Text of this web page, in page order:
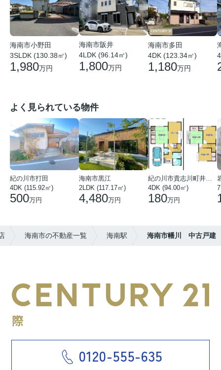
海南市小野田
3SLDK (130.38㎡)
1,980万円
海南市阪井
4LDK (96.14㎡)
1,800万円
海南市多田
4DK (123.34㎡)
1,180万円
よく見られている物件
紀の川市打田
4DK (115.92㎡)
500万円
海南市黒江
2LDK (117.17㎡)
4,480万円
紀の川市貴志川町井ノ口
4DK (94.00㎡)
180万円
海南市の不動産一覧 海南駅 海南市幡川 中古戸建
0120-555-635